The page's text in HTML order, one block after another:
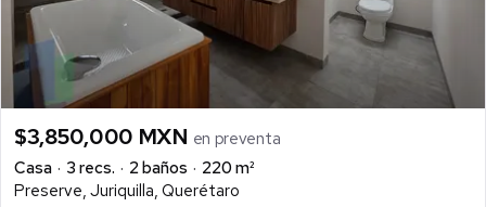
$3,850,000 MXN en preventa
Casa
3 recs. 2 baños
220 m²
Preserve, Juriquilla, Querétaro